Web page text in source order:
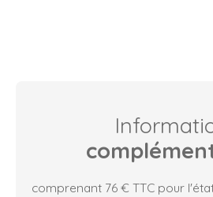
comprenant 76 € TTC pour